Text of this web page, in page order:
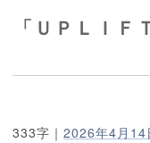
「ＵＰＬＩ
333字｜ 2026年4月14